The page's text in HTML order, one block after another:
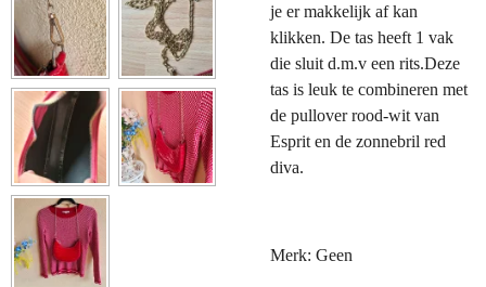
je er makkelijk af kan
klikken. De tas heeft 1 vak
die sluit d.m.v een rits.Deze
tas is leuk te combineren met
de pullover rood-wit van
Esprit en de zonnebril red
diva.
Merk: Geen